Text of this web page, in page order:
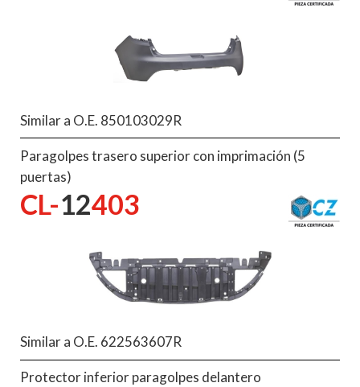
Similar a O.E. 850103029R
Paragolpes trasero superior con imprimación (5
puertas)
CL-12403
Similar a O.E. 622563607R
Protector inferior paragolpes delantero